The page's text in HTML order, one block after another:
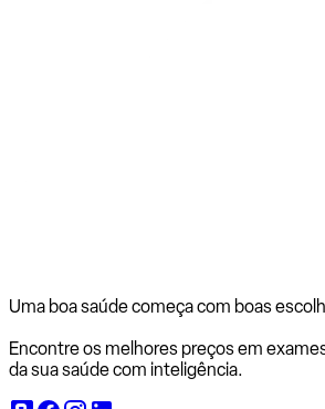
Uma boa saúde começa com boas
Encontre os melhores preços em
da sua saúde com inteligência.